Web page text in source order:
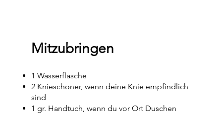
Mitzubringen
1 Wasserflasche
2 Knieschoner, wenn deine Knie empfindlich
sind
1 gr. Handtuch, wenn du vor Ort Duschen